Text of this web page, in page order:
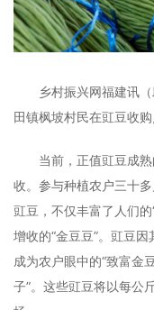
乡村振兴网福建讯
田镇枫坡村民在豇豆收购
当前，正值豇豆成
收。参与种植农户三十
豇豆，不仅丰富了人们
增收的“金豆豆”。豇豆
成为农户眼中的“致富金
子”。这些豇豆将以每公